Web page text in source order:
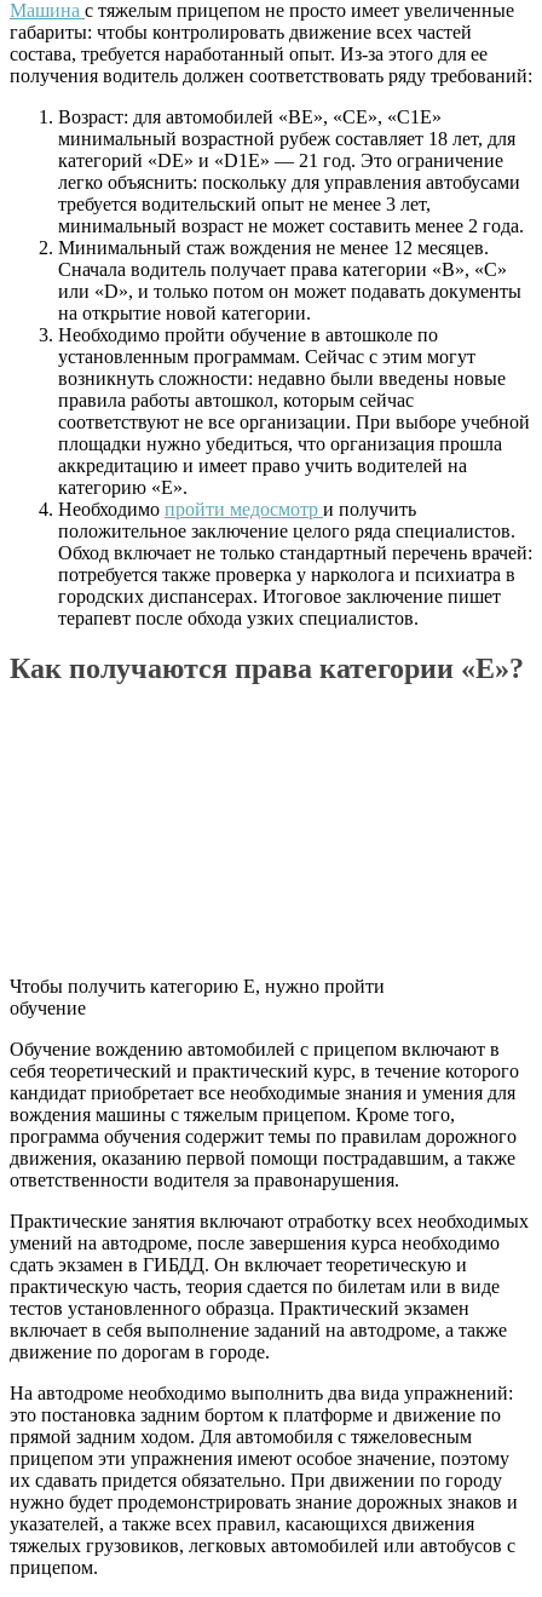
Машина с тяжелым прицепом не просто имеет увеличенные
габариты: чтобы контролировать движение всех частей
состава, требуется наработанный опыт. Из-за этого для ее
получения водитель должен соответствовать ряду требований:
Возраст: для автомобилей «ВЕ», «СЕ», «С1Е»
минимальный возрастной рубеж составляет 18 лет, для
категорий «DE» и «D1E» — 21 год. Это ограничение
легко объяснить: поскольку для управления автобусами
требуется водительский опыт не менее 3 лет,
минимальный возраст не может составить менее 2 года.
Минимальный стаж вождения не менее 12 месяцев.
Сначала водитель получает права категории «В», «С»
или «D», и только потом он может подавать документы
на открытие новой категории.
Необходимо пройти обучение в автошколе по
установленным программам. Сейчас с этим могут
возникнуть сложности: недавно были введены новые
правила работы автошкол, которым сейчас
соответствуют не все организации. При выборе учебной
площадки нужно убедиться, что организация прошла
аккредитацию и имеет право учить водителей на
категорию «Е».
Необходимо пройти медосмотр и получить
положительное заключение целого ряда специалистов.
Обход включает не только стандартный перечень врачей:
потребуется также проверка у нарколога и психиатра в
городских диспансерах. Итоговое заключение пишет
терапевт после обхода узких специалистов.
Как получаются права категории «Е»?
Чтобы получить категорию Е, нужно пройти
обучение
Обучение вождению автомобилей с прицепом включают в
себя теоретический и практический курс, в течение которого
кандидат приобретает все необходимые знания и умения для
вождения машины с тяжелым прицепом. Кроме того,
программа обучения содержит темы по правилам дорожного
движения, оказанию первой помощи пострадавшим, а также
ответственности водителя за правонарушения.
Практические занятия включают отработку всех необходимых
умений на автодроме, после завершения курса необходимо
сдать экзамен в ГИБДД. Он включает теоретическую и
практическую часть, теория сдается по билетам или в виде
тестов установленного образца. Практический экзамен
включает в себя выполнение заданий на автодроме, а также
движение по дорогам в городе.
На автодроме необходимо выполнить два вида упражнений:
это постановка задним бортом к платформе и движение по
прямой задним ходом. Для автомобиля с тяжеловесным
прицепом эти упражнения имеют особое значение, поэтому
их сдавать придется обязательно. При движении по городу
нужно будет продемонстрировать знание дорожных знаков и
указателей, а также всех правил, касающихся движения
тяжелых грузовиков, легковых автомобилей или автобусов с
прицепом.